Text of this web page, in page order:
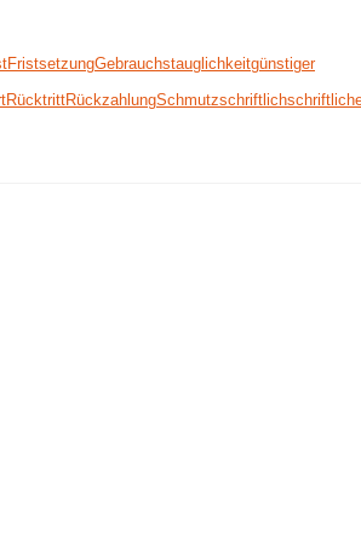
FristsetzungGebrauchstauglichkeitgünstiger
RücktrittRückzahlungSchmutzschriftlich